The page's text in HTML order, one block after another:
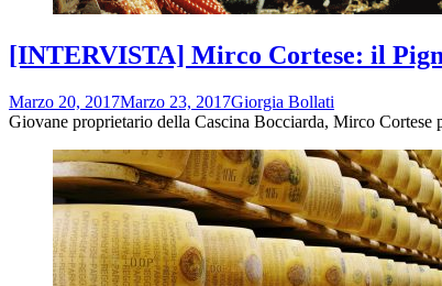
[INTERVISTA] Mirco Cortese: il
Marzo 20, 2017Marzo 23, 2017Giorgia Bollati
Giovane proprietario della Cascina Bocciarda, Mirco Cortese